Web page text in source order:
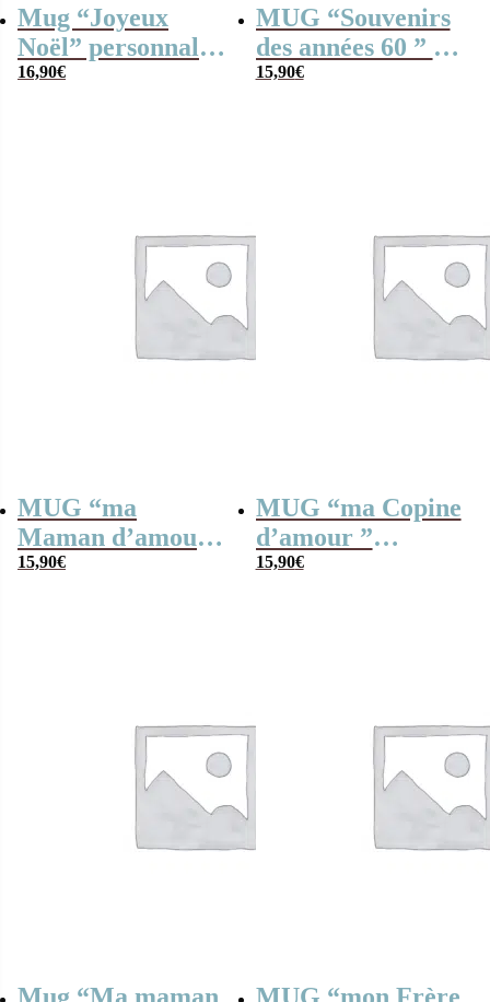
Mug “Joyeux
Noël” personnalisé
et ses confiseries
16,90€
MUG “Souvenirs
des années 60 ” –
Bonbons rétro 60
15,90€
MUG “ma
Maman d’amour ”
bonbons rétro 60 –
15,90€
MUG “ma Copine
d’amour ”
bonbons rétro 80 –
15,90€